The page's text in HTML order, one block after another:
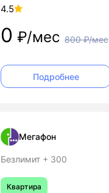
4.5
0 ₽/мес 800₽/мес
Подробнее
Мегафон
Безлимит + 300
Квартира